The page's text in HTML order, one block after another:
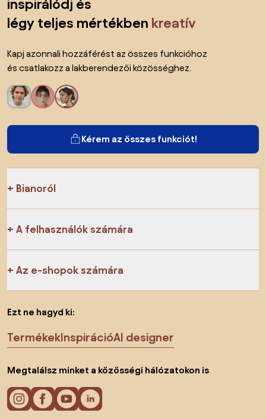
inspirálódj és
légy teljes mértékben kreatív
Kapj azonnali hozzáférést az összes funkcióhoz
és csatlakozz a lakberendezői közösséghez.
Kérem az összes funkciót!
Bianoról
A felhasználók számára
Az e-shopok számára
Ezt ne hagyd ki:
TermékekInspirációAI designer
Megtalálsz minket a közösségi hálózatokon is